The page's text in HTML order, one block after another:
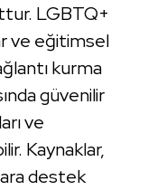
LGBTQ+
ve eğitimsel
kurma
güvenilir
ve
Kaynaklar,
destek